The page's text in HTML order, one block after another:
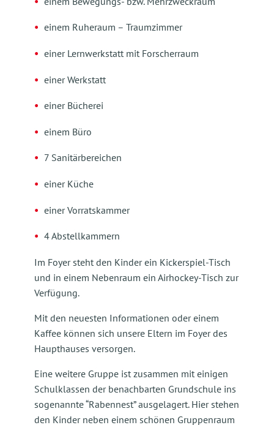
einem Ruheraum – Traumzimmer
einer Lernwerkstatt mit Forscherraum
einer Werkstatt
einer Bücherei
einem Büro
7 Sanitärbereichen
einer Küche
einer Vorratskammer
4 Abstellkammern
Im Foyer steht den Kinder ein Kickerspiel-Tisch
und in einem Nebenraum ein Airhockey-Tisch zur
Verfügung.
Mit den neuesten Informationen oder einem
Kaffee können sich unsere Eltern im Foyer des
Haupthauses versorgen.
Eine weitere Gruppe ist zusammen mit einigen
Schulklassen der benachbarten Grundschule ins
sogenannte “Rabennest” ausgelagert. Hier stehen
den Kinder neben einem schönen Gruppenraum